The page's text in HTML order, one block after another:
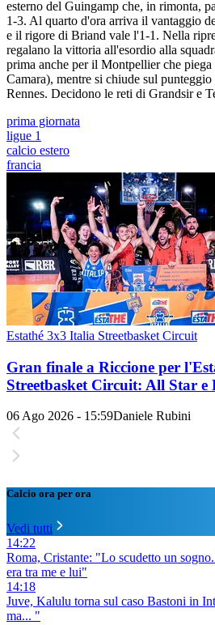
esterno del Guingamp che, in rimonta,
1-3. Al quarto d'ora arriva il vantaggio
e il rigore di Briand vale l'1-1. Nella
regalano la vittoria all'esordio alla
prima anche per il Montpellier che
Camara), mentre si chiude sul
Rennes. Decidono le reti di Grandsir e
prima giornata
ligue 1
calcio estero
francia
Estathé 3x3 Italia Streetbasket Circuit
Gran finale a Riccione per
Streetbasket Circuit: All Star
06 Ago 2026 - 15:59Daniele Rubini
Calcio ora per ora
Vedi tutti
14:22
Roma, Cristante: "Lo scudetto un
era tra me e lui"
14:18
Juve, Kalulu torna sul caso Bastoni in
ma... "